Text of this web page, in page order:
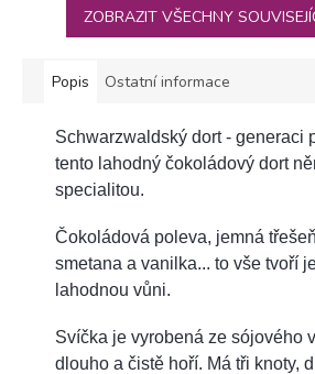
hvězdiček.ZOBRAZIT VŠECHNY
Popis Ostatní informace
Schwarzwaldský dort - generaci
tento lahodný čokoládový dort
specialitou.
Čokoládová poleva, jemná
smetana a vanilka... to vše tvoří
lahodnou vůni.
Svíčka je vyrobená ze sójového
dlouho a čistě hoří. Má tři knoty,